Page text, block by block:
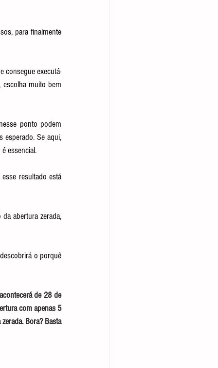
para finalmente
consegue executá-
escolha muito bem
ponto podem
esperado. Se aqui,
essencial.
resultado está
abertura zerada,
o porquê
de 28 de
com apenas 5
Bora? Basta